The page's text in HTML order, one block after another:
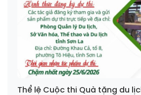
Thể lệ Cuộc thi Quà tặng du